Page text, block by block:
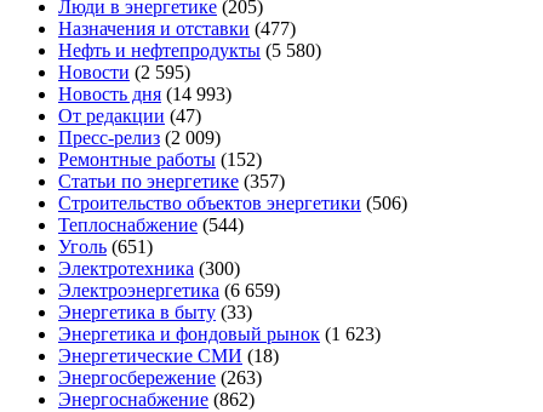
Люди в энергетике (205)
Назначения и отставки (477)
Нефть и нефтепродукты (5 580)
Новости (2 595)
Новость дня (14 993)
От редакции (47)
Пресс-релиз (2 009)
Ремонтные работы (152)
Статьи по энергетике (357)
Строительство объектов энергетики (506)
Теплоснабжение (544)
Уголь (651)
Электротехника (300)
Электроэнергетика (6 659)
Энергетика в быту (33)
Энергетика и фондовый рынок (1 623)
Энергетические СМИ (18)
Энергосбережение (263)
Энергоснабжение (862)